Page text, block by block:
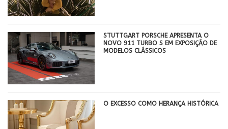
STUTTGART PORSCHE APRESENTA O
NOVO 911 TURBO S EM EXPOSIÇÃO DE
MODELOS CLÁSSICOS
O EXCESSO COMO HERANÇA HISTÓRICA